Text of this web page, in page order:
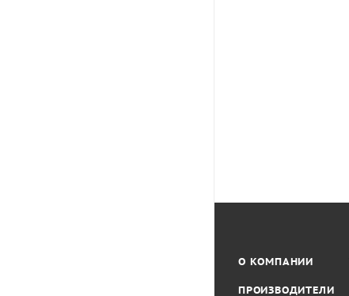
О КОМПАНИИ
ПРОИЗВОДИТЕЛИ